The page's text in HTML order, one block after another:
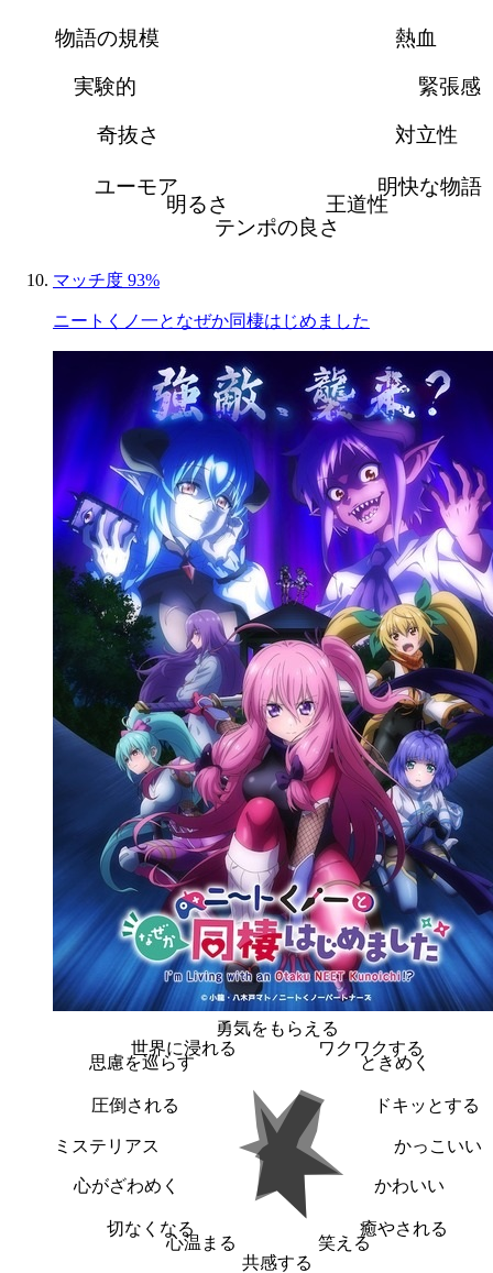
熱血
緊張感
対立性
明快な物語
王道性
テンポの良さ
明るさ
ユーモア
奇抜さ
実験的
物語の規模
マッチ度 93%
ニートくノ一となぜか同棲はじめました
勇気をもらえる
ワクワクする
ときめく
ドキッとする
かっこいい
かわいい
癒やされる
笑える
共感する
心温まる
切なくなる
心がざわめく
ミステリアス
圧倒される
思慮を巡らす
世界に浸れる